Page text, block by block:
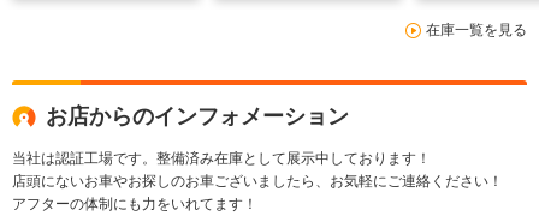
在庫一覧を見る
お店からのインフォメーション
当社は認証工場です。整備済み在庫として展示中しております！
店頭にないお車やお探しのお車ございましたら、お気軽にご連絡ください！
アフターの体制にも力をいれてます！